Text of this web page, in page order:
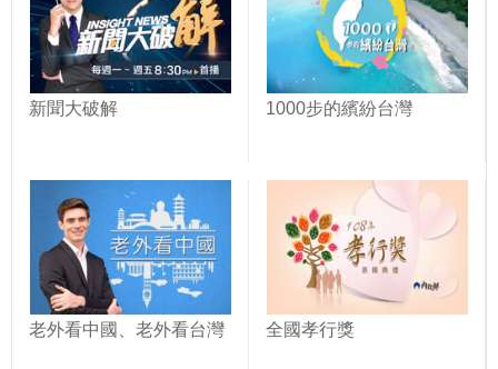
新聞大破解 1000步的繽紛台灣
老外看中國、老外看台灣 全國孝行獎